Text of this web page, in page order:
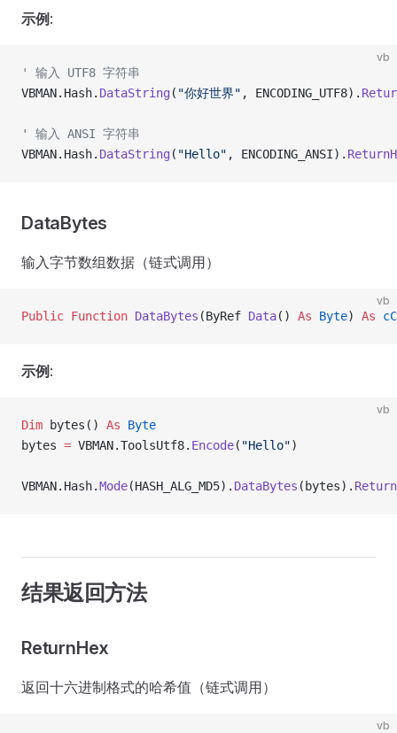
示例 :
vb
' 输入 UTF8 字符串
VBMAN.Hash. DataString ( "你好世界" , ENCODING_UTF8).
' 输入 ANSI 字符串
VBMAN.Hash. DataString ( "Hello" , ENCODING_ANSI).
DataBytes
输入字节数组数据（链式调用）
vb
Public Function DataBytes (ByRef Data() As Byte) As
示例 :
vb
Dim bytes() As Byte
bytes = VBMAN.ToolsUtf8. Encode( "Hello")
VBMAN.Hash.Mode(HASH_ALG_MD5). DataBytes (bytes).
结果返回方法
ReturnHex
返回十六进制格式的哈希值（链式调用）
vb